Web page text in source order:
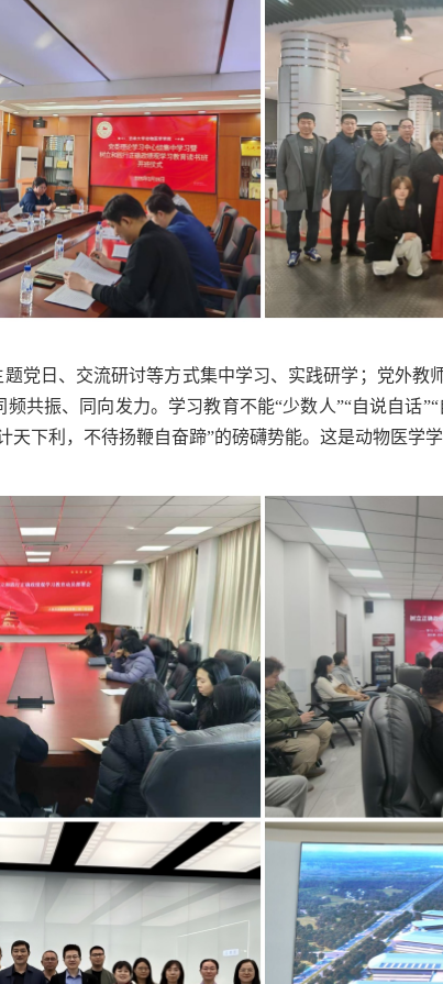
题党日、交流研讨等方式集中学习、实践研学；党外
共振、同向发力。学习教育不能“少数人”“自说自话
天下利，不待扬鞭自奋蹄”的磅礴势能。这是动物医学学